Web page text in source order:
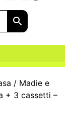
/ Madie e
+ 3 cassetti –